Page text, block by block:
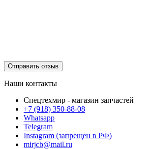
Отправить отзыв
Наши контакты
Спецтехмир - магазин запчастей
+7 (918) 350-88-08
Whatsapp
Telegram
Instagram (запрещен в РФ)
mirjcb@mail.ru